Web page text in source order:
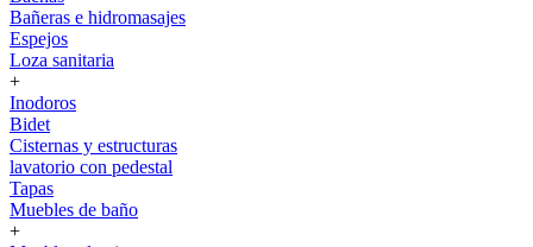
Bañeras e hidromasajes
Espejos
Loza sanitaria
+
Inodoros
Bidet
Cisternas y estructuras
lavatorio con pedestal
Tapas
Muebles de baño
+